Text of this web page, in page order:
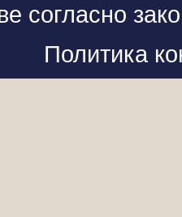
согласно
Политика